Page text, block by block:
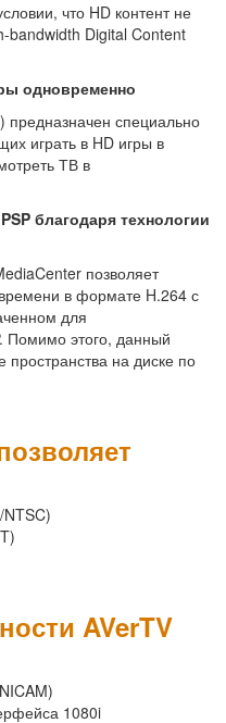
что HD контент не
bandwidth Digital Content
одновременно
предназначен специально
играть в HD игры в
ТВ в
благодаря технологии
позволяет
в формате H.264 с
для
Помимо этого, данный
на диске по
AVerTV
1080i